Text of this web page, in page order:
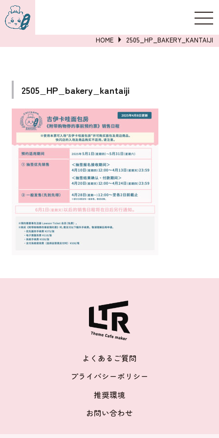
詳しくはこちら
HOME 2505_HP_BAKERY_KANTAIJI
2505_HP_bakery_kantaiji
よくあるご質問
プライバシーポリシー
推奨環境
お問い合わせ